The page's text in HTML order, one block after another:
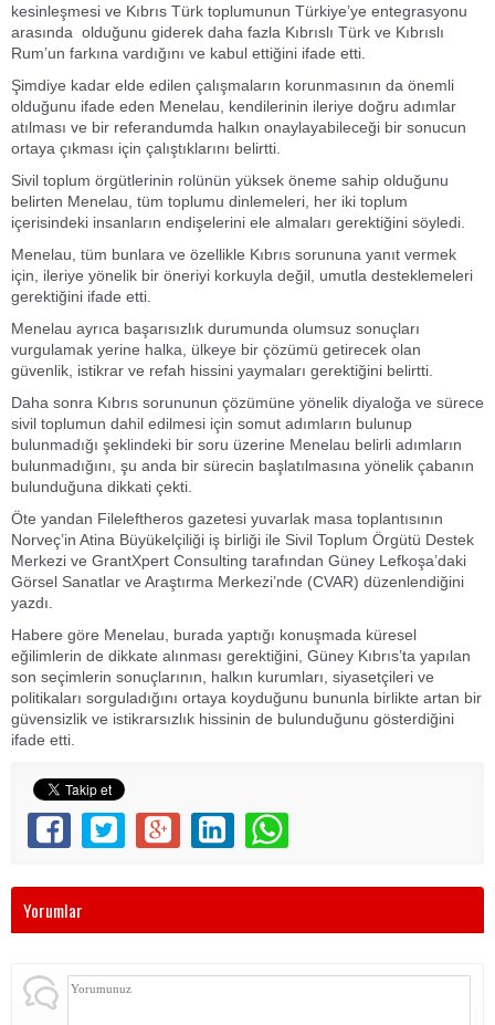
kesinleşmesi ve Kıbrıs Türk toplumunun Türkiye’ye entegrasyonu
arasında olduğunu giderek daha fazla Kıbrıslı Türk ve Kıbrıslı
Rum’un farkına vardığını ve kabul ettiğini ifade etti.
Şimdiye kadar elde edilen çalışmaların korunmasının da önemli
olduğunu ifade eden Menelau, kendilerinin ileriye doğru adımlar
atılması ve bir referandumda halkın onaylayabileceği bir sonucun
ortaya çıkması için çalıştıklarını belirtti.
Sivil toplum örgütlerinin rolünün yüksek öneme sahip olduğunu
belirten Menelau, tüm toplumu dinlemeleri, her iki toplum
içerisindeki insanların endişelerini ele almaları gerektiğini söyledi.
Menelau, tüm bunlara ve özellikle Kıbrıs sorununa yanıt vermek
için, ileriye yönelik bir öneriyi korkuyla değil, umutla desteklemeleri
gerektiğini ifade etti.
Menelau ayrıca başarısızlık durumunda olumsuz sonuçları
vurgulamak yerine halka, ülkeye bir çözümü getirecek olan
güvenlik, istikrar ve refah hissini yaymaları gerektiğini belirtti.
Daha sonra Kıbrıs sorununun çözümüne yönelik diyaloğa ve sürece
sivil toplumun dahil edilmesi için somut adımların bulunup
bulunmadığı şeklindeki bir soru üzerine Menelau belirli adımların
bulunmadığını, şu anda bir sürecin başlatılmasına yönelik çabanın
bulunduğuna dikkati çekti.
Öte yandan Fileleftheros gazetesi yuvarlak masa toplantısının
Norveç’in Atina Büyükelçiliği iş birliği ile Sivil Toplum Örgütü Destek
Merkezi ve GrantXpert Consulting tarafından Güney Lefkoşa’daki
Görsel Sanatlar ve Araştırma Merkezi’nde (CVAR) düzenlendiğini
yazdı.
Habere göre Menelau, burada yaptığı konuşmada küresel
eğilimlerin de dikkate alınması gerektiğini, Güney Kıbrıs’ta yapılan
son seçimlerin sonuçlarının, halkın kurumları, siyasetçileri ve
politikaları sorguladığını ortaya koyduğunu bununla birlikte artan bir
güvensizlik ve istikrarsızlık hissinin de bulunduğunu gösterdiğini
ifade etti.
Yorumlar